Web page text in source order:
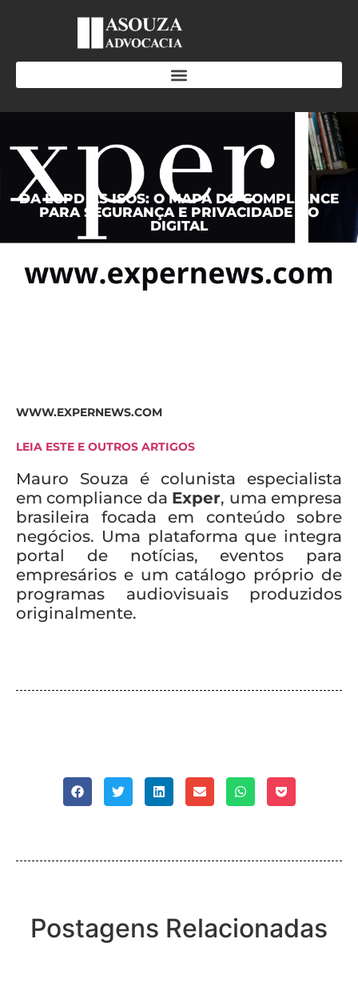
DA LGPD ÀS ISOS: O MAPA DO COMPLIANCE
PARA SEGURANÇA E PRIVACIDADE NO
DIGITAL
WWW.EXPERNEWS.COM
LEIA ESTE E OUTROS ARTIGOS
Mauro Souza é colunista especialista
em compliance da Exper, uma empresa
brasileira focada em conteúdo sobre
negócios. Uma plataforma que integra
portal de notícias, eventos para
empresários e um catálogo próprio de
programas audiovisuais produzidos
originalmente.
Postagens Relacionadas